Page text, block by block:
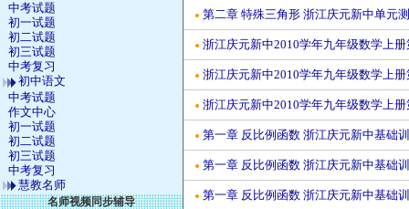
中考试题
初一试题
初二试题
初三试题
中考复习
初中语文
中考试题
作文中心
初一试题
初二试题
初三试题
中考复习
慧教名师
名师视频同步辅导
● 第二章 特殊三角形 浙江庆元新中单元
● 浙江庆元新中2010学年九年级数学上
● 浙江庆元新中2010学年九年级数学上
● 浙江庆元新中2010学年九年级数学上
● 第一章 反比例函数 浙江庆元新中基础
● 第一章 反比例函数 浙江庆元新中基础
● 第一章 反比例函数 浙江庆元新中基础